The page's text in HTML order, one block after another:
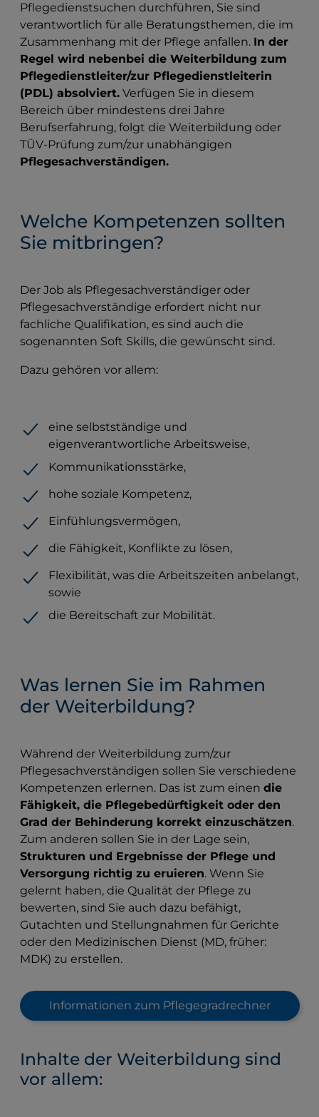
Pflegedienstsuchen durchführen, Sie sind
verantwortlich für alle Beratungsthemen, die im
Zusammenhang mit der Pflege anfallen. In der
Regel wird nebenbei die Weiterbildung zum
Pflegedienstleiter/zur Pflegedienstleiterin
(PDL) absolviert. Verfügen Sie in diesem
Bereich über mindestens drei Jahre
Berufserfahrung, folgt die Weiterbildung oder
TÜV-Prüfung zum/zur unabhängigen
Pflegesachverständigen.
Welche Kompetenzen sollten
Sie mitbringen?
Der Job als Pflegesachverständiger oder
Pflegesachverständige erfordert nicht nur
fachliche Qualifikation, es sind auch die
sogenannten Soft Skills, die gewünscht sind.
Dazu gehören vor allem:
eine selbstständige und
eigenverantwortliche Arbeitsweise,
Kommunikationsstärke,
hohe soziale Kompetenz,
Einfühlungsvermögen,
die Fähigkeit, Konflikte zu lösen,
Flexibilität, was die Arbeitszeiten anbelangt,
sowie
die Bereitschaft zur Mobilität.
Was lernen Sie im Rahmen
der Weiterbildung?
Während der Weiterbildung zum/zur
Pflegesachverständigen sollen Sie verschiedene
Kompetenzen erlernen. Das ist zum einen die
Fähigkeit, die Pflegebedürftigkeit oder den
Grad der Behinderung korrekt einzuschätzen.
Zum anderen sollen Sie in der Lage sein,
Strukturen und Ergebnisse der Pflege und
Versorgung richtig zu eruieren. Wenn Sie
gelernt haben, die Qualität der Pflege zu
bewerten, sind Sie auch dazu befähigt,
Gutachten und Stellungnahmen für Gerichte
oder den Medizinischen Dienst (MD, früher:
MDK) zu erstellen.
Informationen zum Pflegegradrechner
Inhalte der Weiterbildung sind
vor allem: